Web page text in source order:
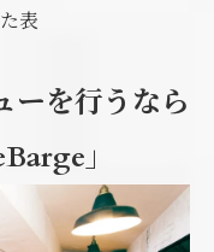
表
ーを行うなら
」